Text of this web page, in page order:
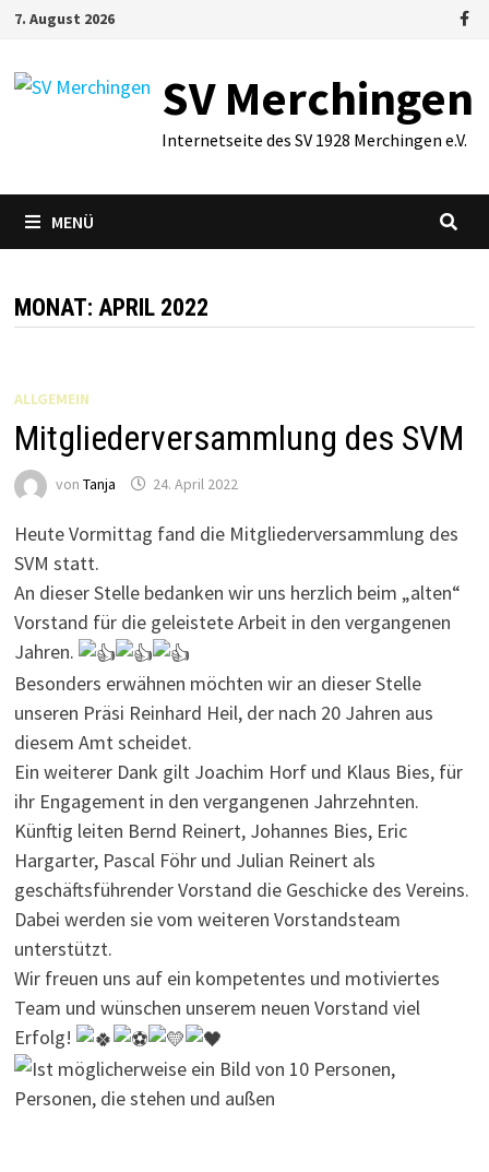
Zum
springen
7. August 2026
SV Merchingen
Internetseite des SV 1928 Merchingen e.V.
MENÜ
MONAT: APRIL 2022
ALLGEMEIN
Mitgliederversammlung des SVM
von Tanja 24. April 2022
Heute Vormittag fand die Mitgliederversammlung des
SVM statt.
An dieser Stelle bedanken wir uns herzlich beim „alten“
Vorstand für die geleistete Arbeit in den vergangenen
Jahren.
Besonders erwähnen möchten wir an dieser Stelle
unseren Präsi Reinhard Heil, der nach 20 Jahren aus
diesem Amt scheidet.
Ein weiterer Dank gilt Joachim Horf und Klaus Bies, für
ihr Engagement in den vergangenen Jahrzehnten.
Künftig leiten Bernd Reinert, Johannes Bies, Eric
Hargarter, Pascal Föhr und Julian Reinert als
geschäftsführender Vorstand die Geschicke des Vereins.
Dabei werden sie vom weiteren Vorstandsteam
unterstützt.
Wir freuen uns auf ein kompetentes und motiviertes
Team und wünschen unserem neuen Vorstand viel
Erfolg!